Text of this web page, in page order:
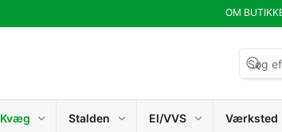
OM
Kvæg Stalden El/VVS Værksted